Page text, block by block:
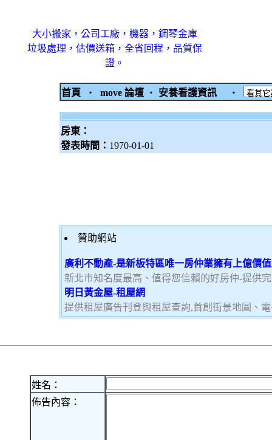
大小搬家，公司工廠，機器，鋼琴金庫
垃圾處理，估價送箱，全省回程，品質保
證。
首頁 ‧ move 論壇 ‧ 安養看護資訊 ‧
房東：
發表時間： 1970-01-01
贊助網站
廣利不動產-是新板特區唯一房仲業擁有上億價
新北市知名度最高、值得您信賴的好房仲-提供
明日黃金屋-租屋網
提供租屋廣告刊登與租屋查詢,首創街景地圖、
姓名：
佈告內容：